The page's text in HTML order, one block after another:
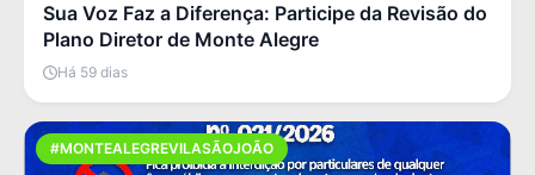
Sua Voz Faz a Diferença: Participe da Revisão do
Plano Diretor de Monte Alegre
Há 59 dias
#MONTEALEGREVILASÃOJOÃO